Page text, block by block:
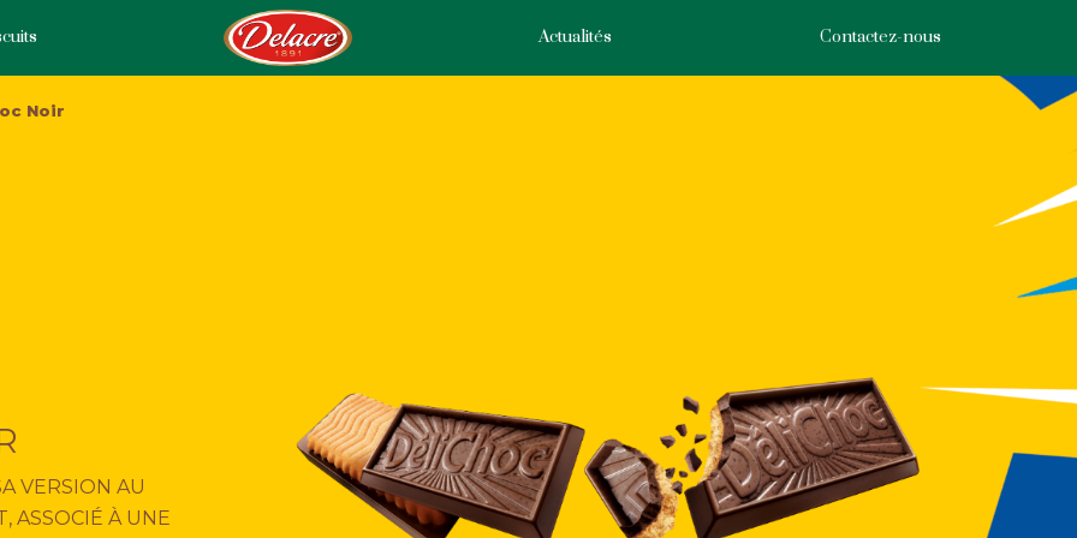
Actualités Contactez-nous
Noir
VERSION AU
ASSOCIÉ À UNE